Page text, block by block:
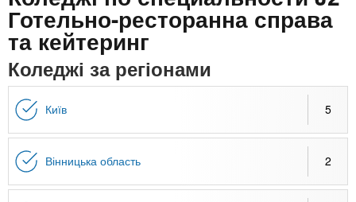
n
t
s
.
и
х
з
а
а
д
і
Онлайн курси
Готельно-ресторанна справа
та кейтеринг
Коледжі за регіонами
Київ 5
Вінницька область 2